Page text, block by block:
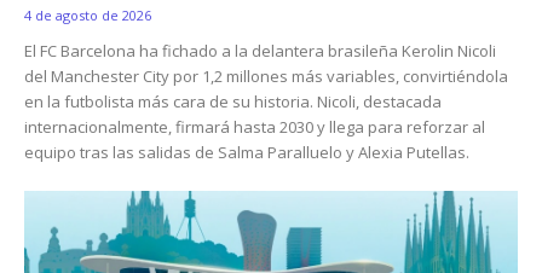
4 de agosto de 2026
El FC Barcelona ha fichado a la delantera brasileña Kerolin Nicoli
del Manchester City por 1,2 millones más variables, convirtiéndola
en la futbolista más cara de su historia. Nicoli, destacada
internacionalmente, firmará hasta 2030 y llega para reforzar al
equipo tras las salidas de Salma Paralluelo y Alexia Putellas.